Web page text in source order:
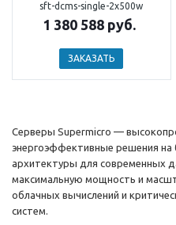
sft-dcms-single-2x500w
1 380 588 руб.
ЗАКАЗАТЬ
Серверы Supermicro —
энергоэффективные решения на
архитектуры для современных
максимальную мощность и
облачных вычислений и
систем.